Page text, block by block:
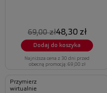
69,00 zł48,30 zł
Dodaj do koszyka
Najniższa cena z 30 dni przed
obecną promocją: 69,00 zł
Przymierz
wirtualnie